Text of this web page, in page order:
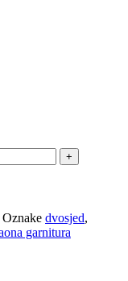
Oznake dvosjed,
garnitura